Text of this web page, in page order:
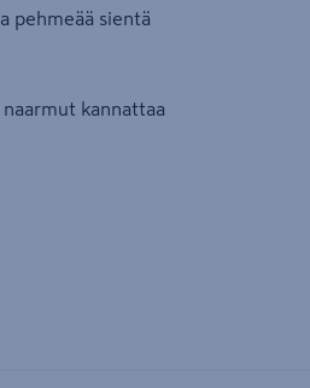
pehmeää sientä
kannattaa